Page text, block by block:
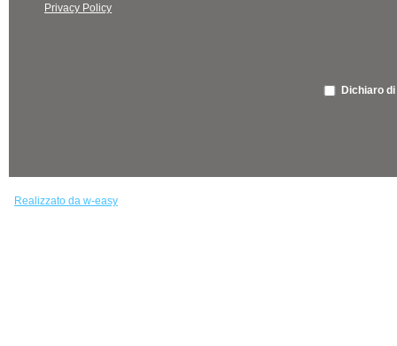
Privacy Policy
Dichiaro
Realizzato da w-easy